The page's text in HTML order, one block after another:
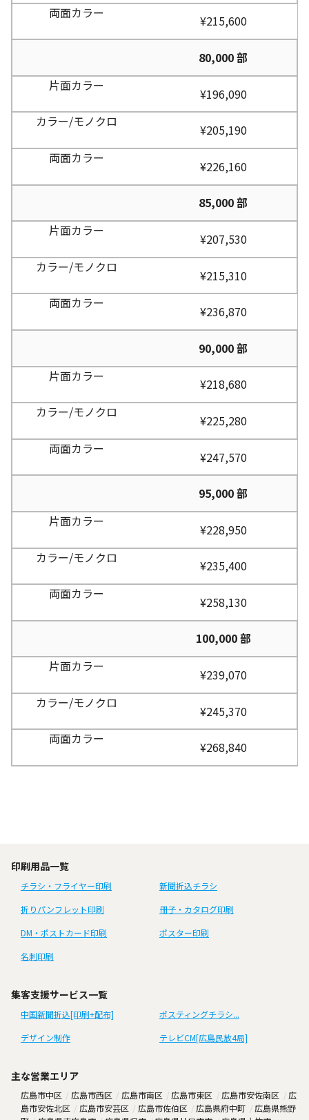
¥215,600
80,000 部
¥196,090
¥205,190
¥226,160
85,000 部
¥207,530
¥215,310
¥236,870
90,000 部
¥218,680
¥225,280
¥247,570
95,000 部
¥228,950
¥235,400
¥258,130
100,000 部
¥239,070
¥245,370
¥268,840
印刷用品一覧
チラシ・フライヤー印刷
新聞折込チラシ
折りパンフレット印刷
冊子・カタログ印刷
DM・ポストカード印刷
ポスター印刷
名刺印刷
集客支援サービス一覧
中国新聞折込[印刷+配布]
ポスティングチラシ...
デザイン制作
テレビCM[広島民放4局]
主な営業エリア
広島市中区 広島市西区 広島市南区 広島市東区 広島市安佐南区
広
島市安佐北区
広島市安芸区 広島市佐伯区 広島県府中町
広島県熊野